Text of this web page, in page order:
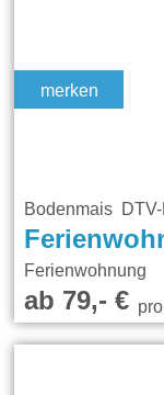
merken
Bodenmais
Ferienwohnung
ab 79,- €pro